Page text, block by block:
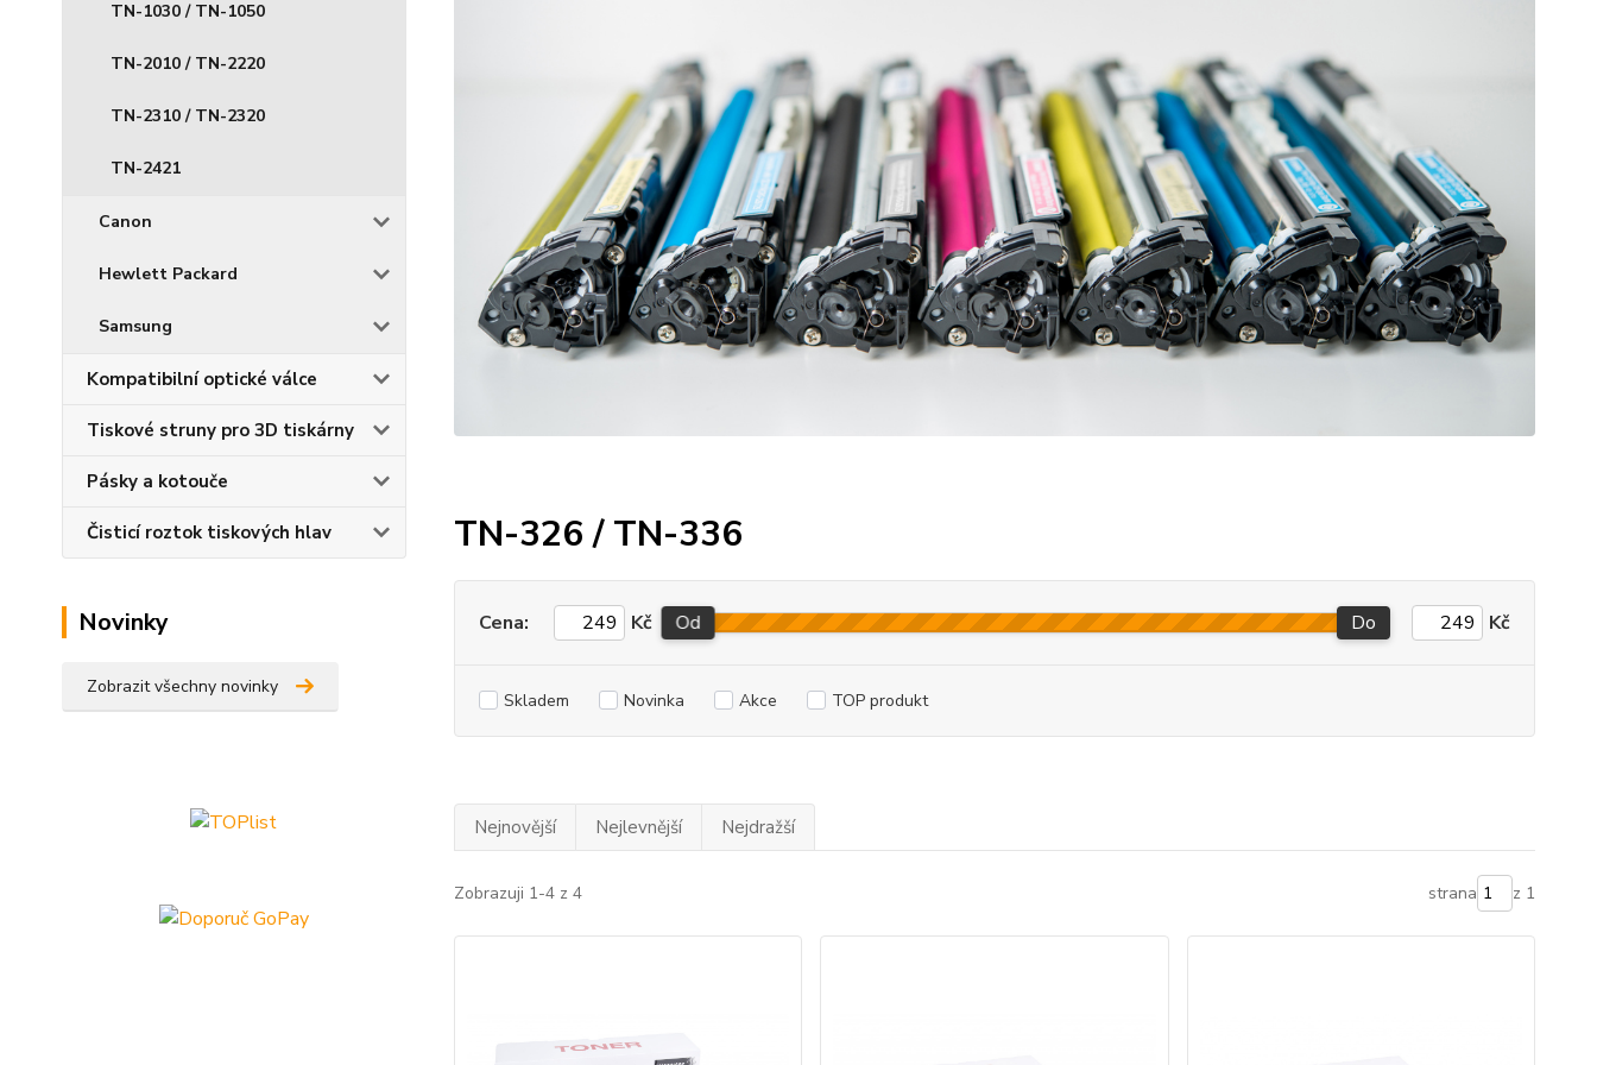
TN-1030 / TN-1050
TN-2010 / TN-2220
TN-2310 / TN-2320
TN-2421
Canon
Hewlett Packard
Samsung
Kompatibilní optické válce
Tiskové struny pro 3D tiskárny
Pásky a kotouče
Čisticí roztok tiskových hlav
Novinky
Zobrazit všechny novinky
TN-326 / TN-336
Cena: Kč Od Do Kč
Skladem Novinka Akce TOP produkt
Nejnovější Nejlevnější Nejdražší
Zobrazuji 1-4 z 4 strana z 1